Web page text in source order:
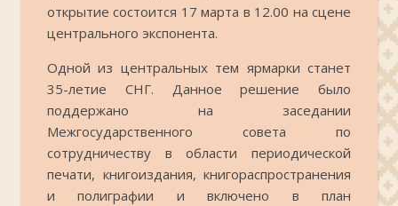
открытие состоится 17 марта в 12.00 на сцене
центрального экспонента.
Одной из центральных тем ярмарки станет
35-летие СНГ. Данное решение было
поддержано на заседании
Межгосударственного совета по
сотрудничеству в области периодической
печати, книгоиздания, книгораспространения
и полиграфии и включено в план